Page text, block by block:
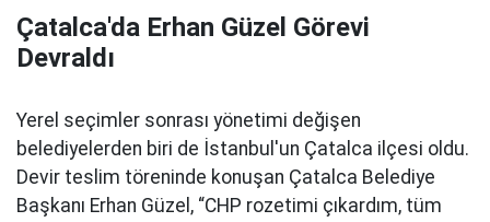
Çatalca'da Erhan Güzel Görevi
Devraldı
Yerel seçimler sonrası yönetimi değişen
belediyelerden biri de İstanbul'un Çatalca ilçesi oldu.
Devir teslim töreninde konuşan Çatalca Belediye
Başkanı Erhan Güzel, “CHP rozetimi çıkardım, tüm